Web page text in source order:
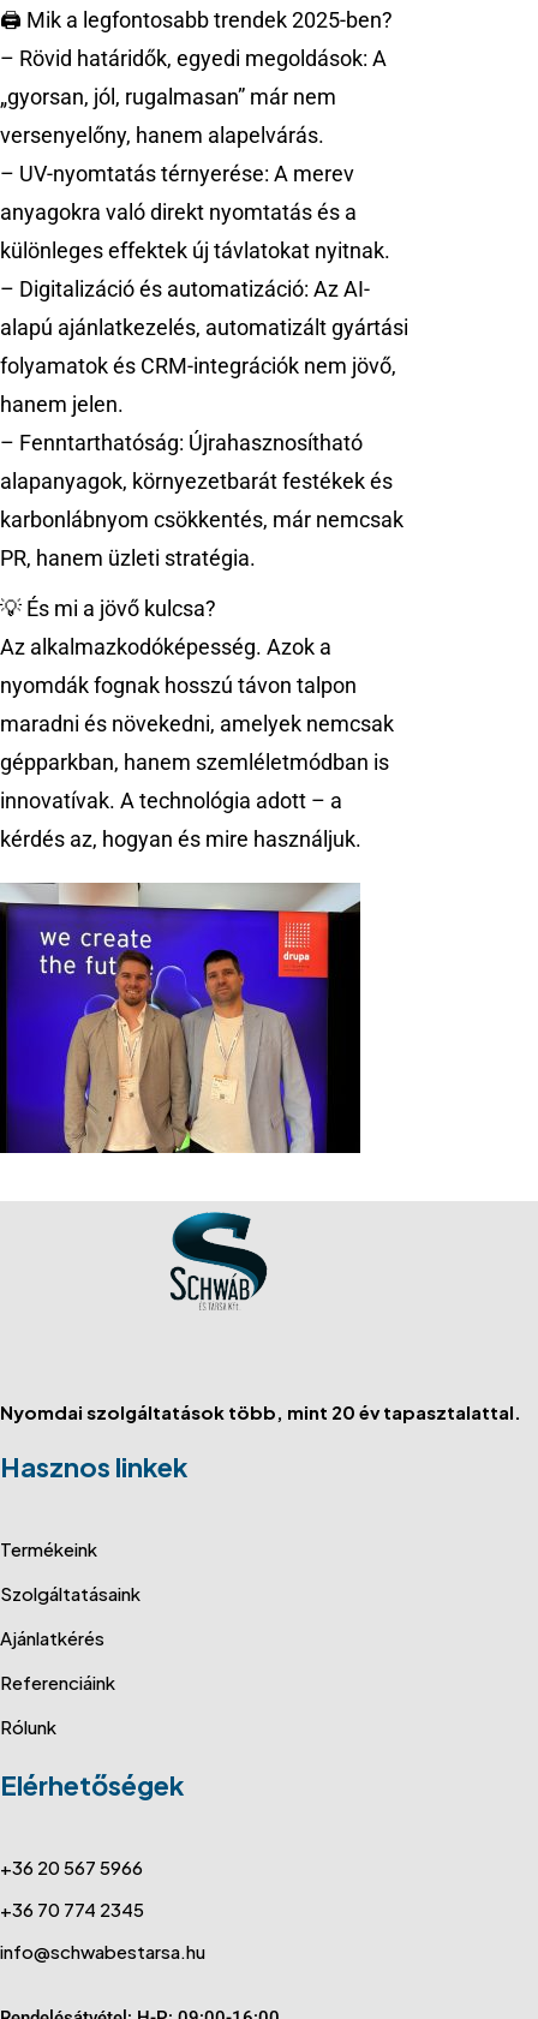
🖨️ Mik a legfontosabb trendek 2025-ben?
– Rövid határidők, egyedi megoldások: A
„gyorsan, jól, rugalmasan” már nem
versenyelőny, hanem alapelvárás.
– UV-nyomtatás térnyerése: A merev
anyagokra való direkt nyomtatás és a
különleges effektek új távlatokat nyitnak.
– Digitalizáció és automatizáció: Az AI-
alapú ajánlatkezelés, automatizált gyártási
folyamatok és CRM-integrációk nem jövő,
hanem jelen.
– Fenntarthatóság: Újrahasznosítható
alapanyagok, környezetbarát festékek és
karbonlábnyom csökkentés, már nemcsak
PR, hanem üzleti stratégia.
💡 És mi a jövő kulcsa?
Az alkalmazkodóképesség. Azok a
nyomdák fognak hosszú távon talpon
maradni és növekedni, amelyek nemcsak
gépparkban, hanem szemléletmódban is
innovatívak. A technológia adott – a
kérdés az, hogyan és mire használjuk.
Nyomdai szolgáltatások több, mint 20 év tapasztalattal.
Hasznos linkek
Termékeink
Szolgáltatásaink
Ajánlatkérés
Referenciáink
Rólunk
Elérhetőségek
+36 20 567 5966
+36 70 774 2345
info@schwabestarsa.hu